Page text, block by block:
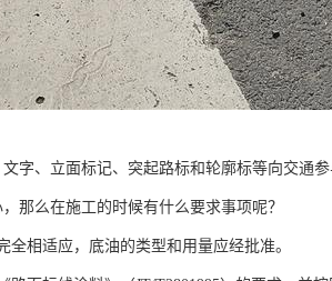
字、立面标记、突起路标和轮廓标等向交通
那么在施工的时候有什么要求事项呢？
全相适应，底油的类型和用量应经批准。